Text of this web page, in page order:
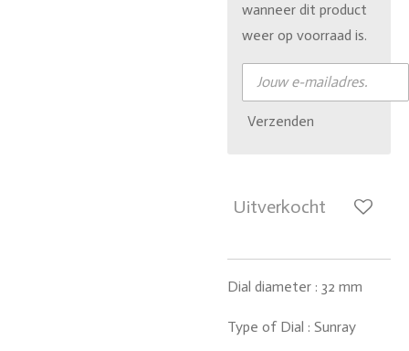
wanneer dit product
weer op voorraad is.
Verzenden
Uitverkocht
Dial diameter : 32 mm
Type of Dial : Sunray